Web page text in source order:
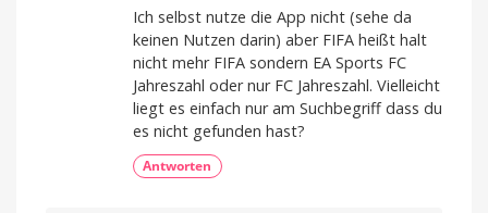
Ich selbst nutze die App nicht (sehe da
keinen Nutzen darin) aber FIFA heißt halt
nicht mehr FIFA sondern EA Sports FC
Jahreszahl oder nur FC Jahreszahl. Vielleicht
liegt es einfach nur am Suchbegriff dass du
es nicht gefunden hast?
Antworten